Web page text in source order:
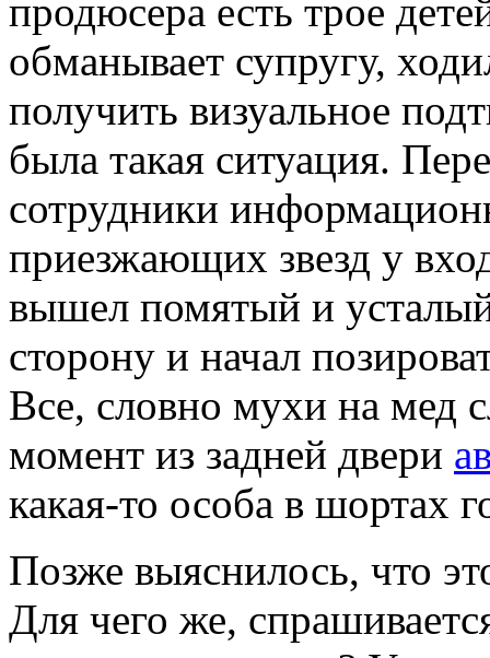
продюсера есть трое
обманывает супругу,
получить визуальное
была такая ситуация.
сотрудники
приезжающих звезд у
вышел помятый и
сторону и начал
Все, словно мухи на мед
момент из задней двери
какая-то особа в шортах
Позже выяснилось, что
Для чего же,